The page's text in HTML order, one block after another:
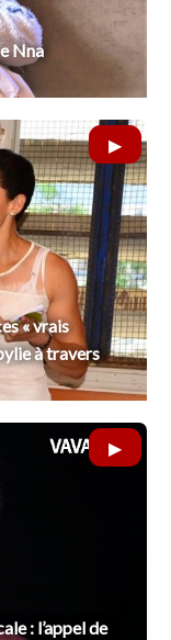
Nna
« vrais
à travers
: l’appel de